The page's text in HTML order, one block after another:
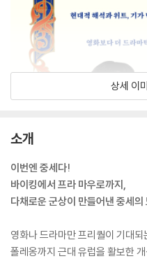
상세 이
소개
이번엔 중세다!
바이킹에서 프라 마우로까지,
다채로운 군상이 만들어낸 중세의
영화나 드라마만 프리퀄이 기대
폴레옹까지 근대 유럽을 활보한